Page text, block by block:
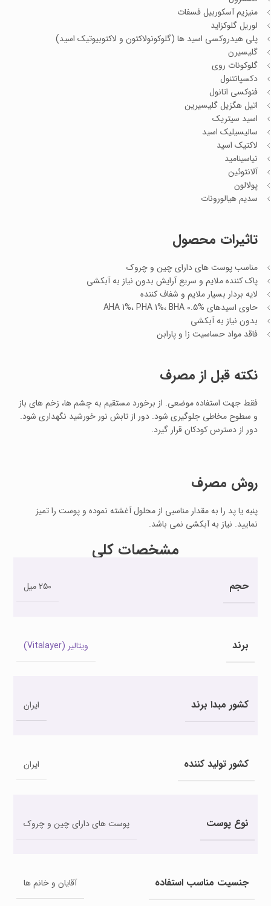
منیزیم آسکوربیل فسفات
لوریل گلوکزاید
پلی هیدروکسی اسید ها (گلوکونولاکتون و لاکتوبیوتیک اسید)
گلیسیرن
گلوکونات روی
دکسپانتنول
فنوکسی اتانول
اتیل هگزیل گلیسیرین
اسید سیتریک
سالیسیلیک اسید
لاکتیک اسید
نیاسینامید
آلانتوئین
پولالون
سدیم هیالورونات
تاثیرات محصول
مناسب پوست های دارای چین و چروک
پاک کننده ملایم و سریع آرایش بدون نیاز به آبکشی
لایه بردار بسیار ملایم و شفاف کننده
حاوی اسیدهای AHA 1%، PHA 1%، BHA 0.5%
بدون نیاز به آبکشی
فاقد مواد حساسیت زا و پارابن
نکته قبل از مصرف
فقط جهت استفاده موضعی. از برخورد مستقیم به چشم ها، زخم های باز
و سطوح مخاطی جلوگیری شود. دور از تابش نور خورشید نگهداری شود.
دور از دسترس کودکان قرار گیرد.
روش مصرف
پنبه یا پد را به مقدار مناسبی از محلول آغشته نموده و پوست را تمیز
نمایید. نیاز به آبکشی نمی باشد.
مشخصات کلی
حجم 250 میل
برند ویتالیر (Vitalayer)
کشور مبدا برند ایران
کشور تولید کننده ایران
نوع پوست پوست های دارای چین و چروک
جنسیت مناسب استفاده آقایان و خانم ها